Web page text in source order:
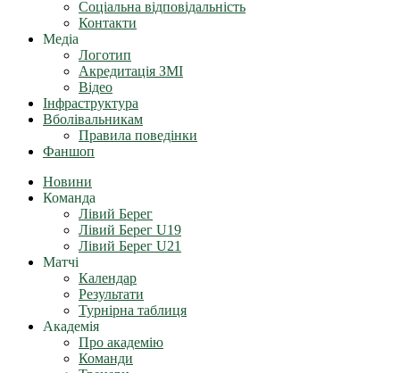
Соціальна відповідальність
Контакти
Медіа
Логотип
Акредитація ЗМІ
Відео
Інфраструктура
Вболівальникам
Правила поведінки
Фаншоп
Новини
Команда
Лівий Берег
Лівий Берег U19
Лівий Берег U21
Матчі
Календар
Результати
Турнірна таблиця
Академія
Про академію
Команди